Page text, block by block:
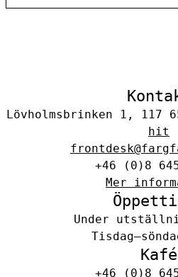
Lövholmsbrinken 1, 117
hit
+46 (0)8
Mer
Under
Kafé
+46 (0)8